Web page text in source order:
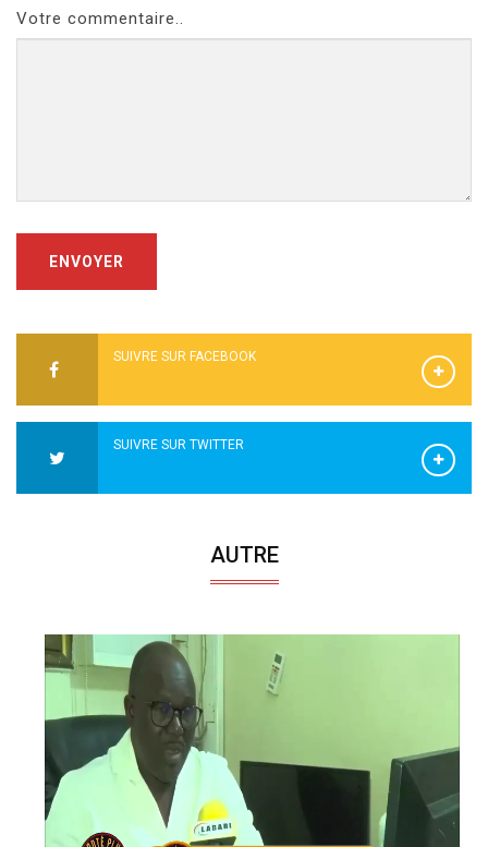
Votre commentaire..
ENVOYER
SUIVRE SUR FACEBOOK
SUIVRE SUR TWITTER
AUTRE